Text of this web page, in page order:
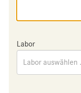
Labor
Labor auswählen